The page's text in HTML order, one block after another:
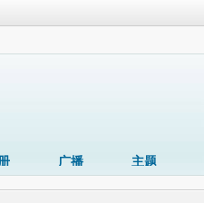
广播 主题